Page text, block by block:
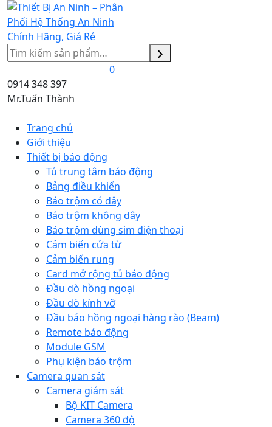
Tìm
kiếm
0
0914 348 397
Mr.Tuấn Thành
Trang chủ
Giới thiệu
Thiết bị báo động
Tủ trung tâm báo động
Bảng điều khiển
Báo trộm có dây
Báo trộm không dây
Báo trộm dùng sim điện thoại
Cảm biến cửa từ
Cảm biến rung
Card mở rộng tủ báo động
Đầu dò hồng ngoại
Đầu dò kính vỡ
Đầu báo hồng ngoại hàng rào (Beam)
Remote báo động
Module GSM
Phụ kiện báo trộm
Camera quan sát
Camera giám sát
Bộ KIT Camera
Camera 360 độ